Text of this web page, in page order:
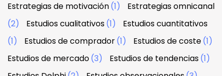
Estrategias de motivación(1)
Estrategias omnicanal
(2)
Estudios cualitativos(1)
Estudios cuantitativos
(1)
Estudios de comprador(1) Estudios de coste(1)
Estudios de mercado(3) Estudios de tendencias(1)